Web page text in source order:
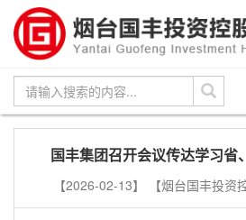
国丰集团召开会议传达学习省
【2026-02-13】 【烟台国丰投资